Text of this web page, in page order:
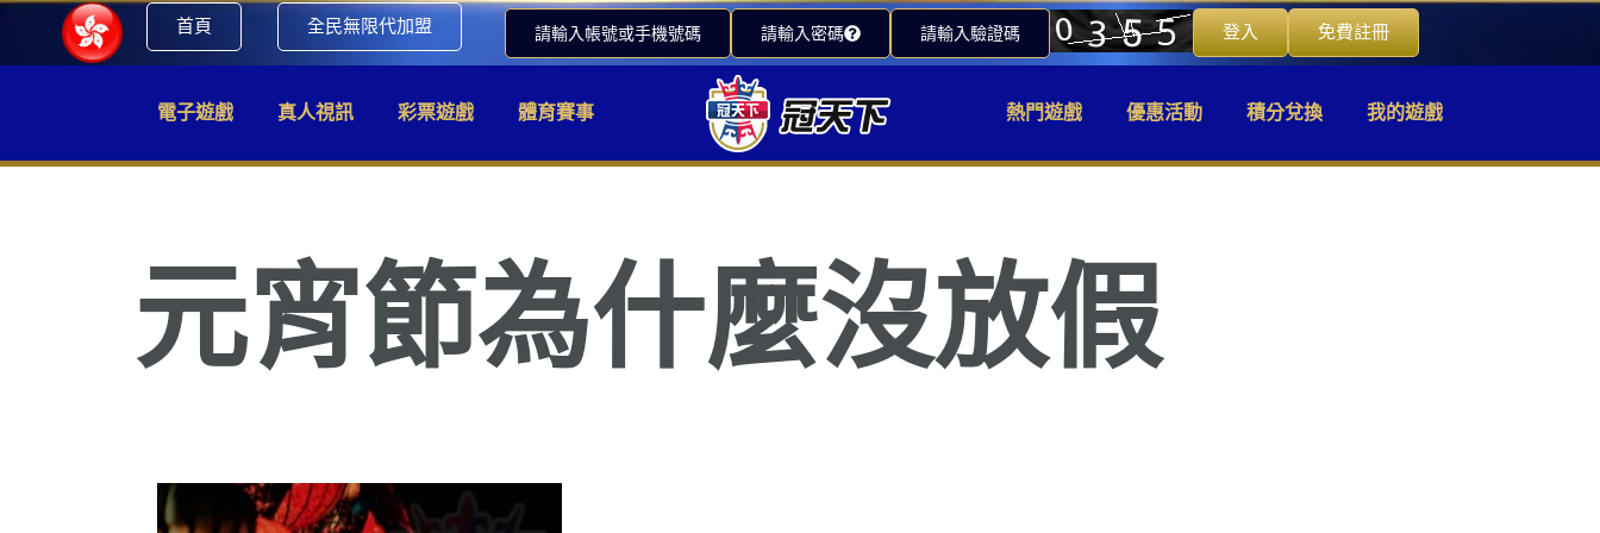
首頁 全民無限代加盟 請輸入帳號或手機號碼 請輸入密碼 請輸入驗證碼 登入 免費註冊
電子遊戲 真人視訊 彩票遊戲 體育賽事 熱門遊戲 優惠活動 積分兌換 我的遊戲
元宵節為什麼沒放假